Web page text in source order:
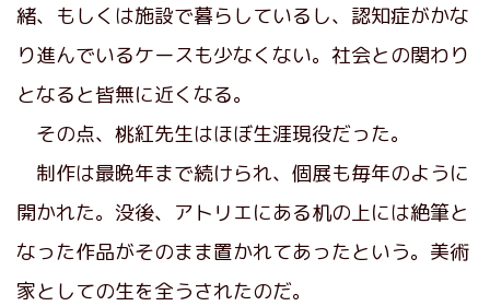
緒、もしくは施設で暮らしているし、認知症がかな
り進んでいるケースも少なくない。社会との関わり
となると皆無に近くなる。
その点、桃紅先生はほぼ生涯現役だった。
制作は最晩年まで続けられ、個展も毎年のように
開かれた。没後、アトリエにある机の上には絶筆と
なった作品がそのまま置かれてあったという。美術
家としての生を全うされたのだ。